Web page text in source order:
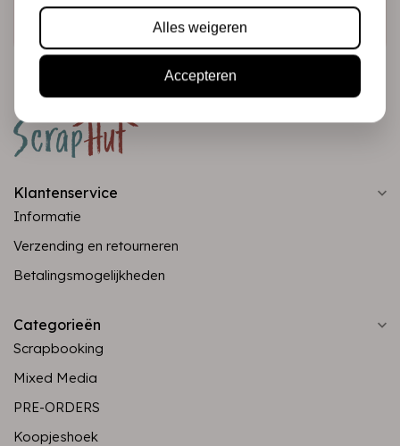
Klantenservice
Informatie
Verzending en retourneren
Betalingsmogelijkheden
Categorieën
Scrapbooking
Mixed Media
PRE-ORDERS
Koopjeshoek
Alles weigeren
Accepteren